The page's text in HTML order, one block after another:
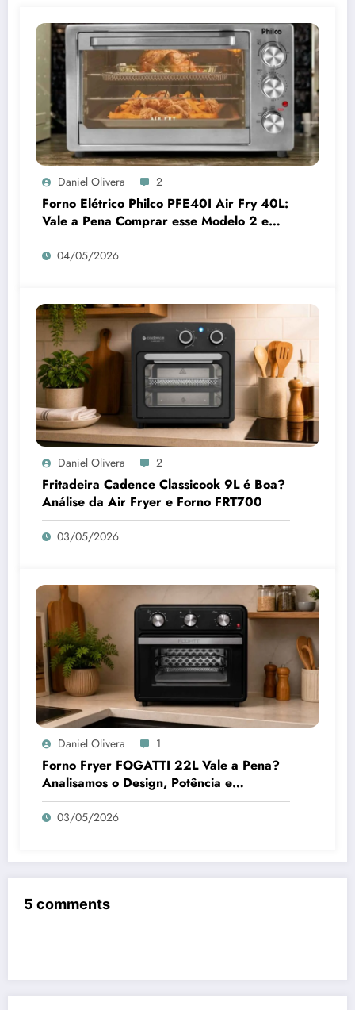
Daniel Olivera 2
Forno Elétrico Philco PFE40I Air Fry 40L:
Vale a Pena Comprar esse Modelo 2 em 1
para sua Cozinha em 2026?
04/05/2026
Daniel Olivera 2
Fritadeira Cadence Classicook 9L é Boa?
Análise da Air Fryer e Forno FRT700
03/05/2026
Daniel Olivera 1
Forno Fryer FOGATTI 22L Vale a Pena?
Analisamos o Design, Potência e
Praticidade
03/05/2026
5 comments